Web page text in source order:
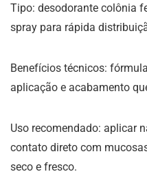
Tipo: desodorante colônia
spray para rápida
Benefícios técnicos:
aplicação e acabamento
Uso recomendado: aplicar
contato direto com
seco e fresco.